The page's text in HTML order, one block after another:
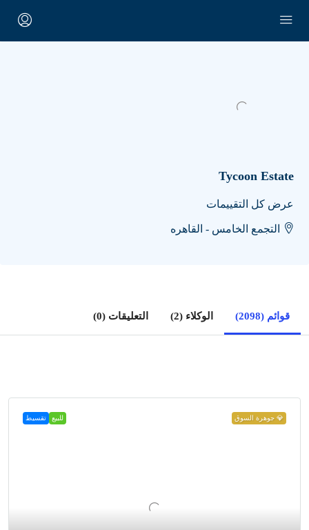
Tycoon Estate
عرض كل التقييمات
التجمع الخامس - القاهره
قوائم (2098) الوكلاء (2) التعليقات (0)
💎 جوهرة السوق للبيع تقسيط